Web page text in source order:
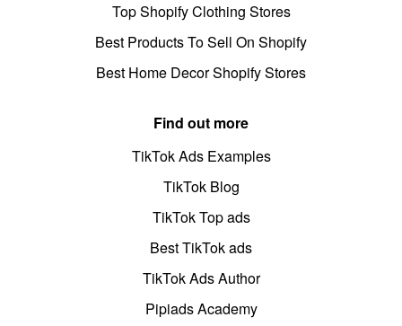
Top Shopify Clothing Stores
Best Products To Sell On Shopify
Best Home Decor Shopify Stores
Find out more
TikTok Ads Examples
TikTok Blog
TikTok Top ads
Best TikTok ads
TikTok Ads Author
Pipiads Academy